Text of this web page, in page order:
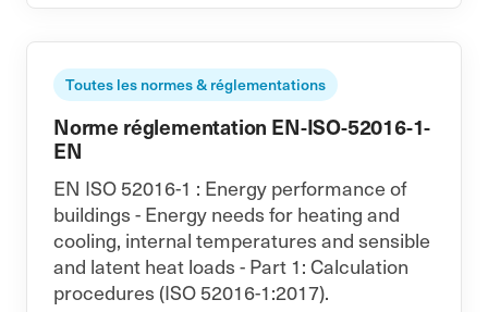
Toutes les normes & réglementations
Norme réglementation EN-ISO-52016-1-
EN
EN ISO 52016-1 : Energy performance of
buildings - Energy needs for heating and
cooling, internal temperatures and sensible
and latent heat loads - Part 1: Calculation
procedures (ISO 52016-1:2017).